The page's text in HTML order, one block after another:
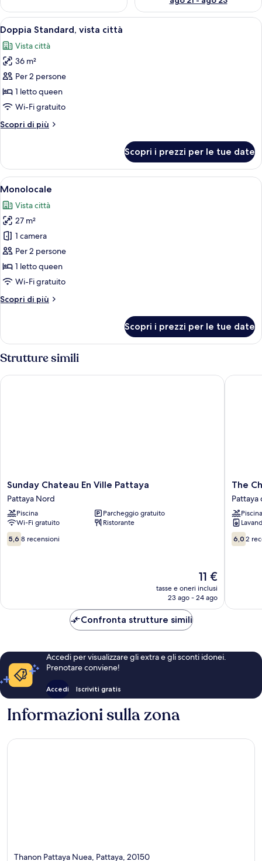
Apri
tutte
le
foto
per
Doppia
Standard,
città
Doppia Standard, vista città |
7
Doppia Standard, vista città
Vista città
36 m²
Per 2 persone
1 letto queen
Wi-Fi gratuito
Scopri di più
Altri
Standard,
vista
città
Scopri i prezzi per le tue date
Apri
tutte
le
foto
per
Monolocale
Monolocale | Cassaforte in camera,
8
Monolocale
Vista città
27 m²
1 camera
Per 2 persone
1 letto queen
Wi-Fi gratuito
Scopri di più
Altri
Scopri i prezzi per le tue date
Strutture simili
Sunday
Chateau
En
Ville
Pattaya
Pattaya
Nord
Sunday Chateau En Ville Pattaya
Pattaya Nord
Piscina
Parcheggio gratuito
Wi-Fi gratuito
Ristorante
5.6
su
5,6 8 recensioni
Il
prezzo
attuale
11 €
tasse e oneri inclusi
23 ago - 24 ago
Sunday Chateau En Ville Pattaya
The
Chezz
by
Pattaya
centro
The
Pattaya
Piscina
6.0
su
6,0 2
The
Confronta strutture simili
Accedi per visualizzare gli extra e gli sconti idonei.
Prenotare conviene!
Accedi Iscriviti gratis
Informazioni sulla zona
Thanon Pattaya Nuea, Pattaya, 20150